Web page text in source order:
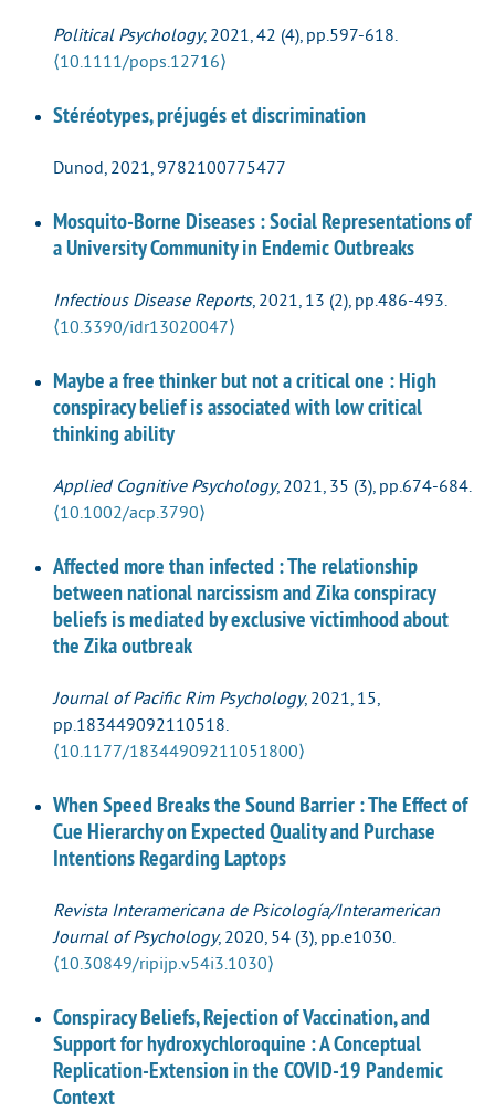
Political Psychology, 2021, 42 (4), pp.597-618.
⟨10.1111/pops.12716⟩
Stéréotypes, préjugés et discrimination
Dunod, 2021, 9782100775477
Mosquito-Borne Diseases : Social Representations of
a University Community in Endemic Outbreaks
Infectious Disease Reports, 2021, 13 (2), pp.486-493.
⟨10.3390/idr13020047⟩
Maybe a free thinker but not a critical one : High
conspiracy belief is associated with low critical
thinking ability
Applied Cognitive Psychology, 2021, 35 (3), pp.674-684.
⟨10.1002/acp.3790⟩
Affected more than infected : The relationship
between national narcissism and Zika conspiracy
beliefs is mediated by exclusive victimhood about
the Zika outbreak
Journal of Pacific Rim Psychology, 2021, 15,
pp.183449092110518.
⟨10.1177/18344909211051800⟩
When Speed Breaks the Sound Barrier : The Effect of
Cue Hierarchy on Expected Quality and Purchase
Intentions Regarding Laptops
Revista Interamericana de Psicología/Interamerican
Journal of Psychology, 2020, 54 (3), pp.e1030.
⟨10.30849/ripijp.v54i3.1030⟩
Conspiracy Beliefs, Rejection of Vaccination, and
Support for hydroxychloroquine : A Conceptual
Replication-Extension in the COVID-19 Pandemic
Context